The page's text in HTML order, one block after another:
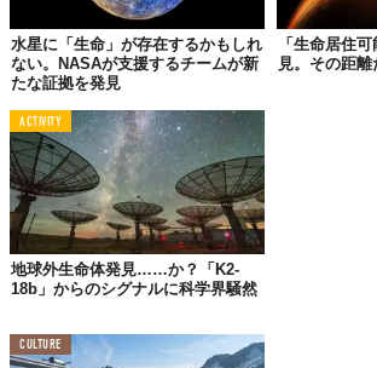
わずか数日で新種を特定する驚異のスピー
通常、新種の発見から科学的な認定までには
とが一般的です。しかし、今回は詳細な3Dイ
ャドウグラフカメラ」を組み合わせることで、
スを数日という短期間にまで短縮させました。
多種多様な深海生命の記録
今回の調査で確認されたのは、クラゲやシフォ
ゲ類）、クシクラゲ類、さらにはゴッサマー
ンなど、多岐にわたる生物種です。これらは、
上に豊かで多様な生命で溢れていることを如実
水星に「生命」が存在するかもしれ
ない。NASAが支援するチームが新
たな証拠を発見
「生命居住
見。その距離
ACTIVITY
地球外生命体発見……か？「K2-
18b」からのシグナルに科学界騒然
CULTURE